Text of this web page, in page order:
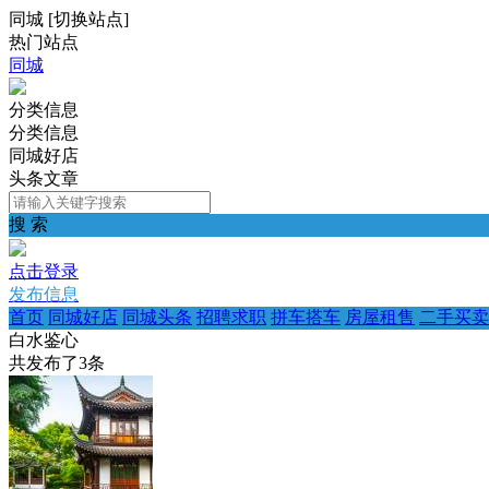
同城 [切换站点]
热门站点
同城
分类信息
分类信息
同城好店
头条文章
搜 索
点击登录
发布信息
首页 同城好店 同城头条 招聘求职 拼车搭车 房屋租售 二手买卖
白水鉴心
共发布了3条